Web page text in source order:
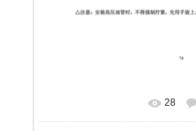
В реальном размере
28